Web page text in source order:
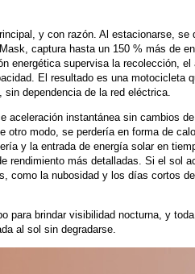
y con razón. Al estacionarse, se
captura hasta un 150 % más de
energética supervisa la recolección,
El resultado es una motocicleta
dependencia de la red eléctrica.
aceleración instantánea sin cambios
otro modo, se perdería en forma de
y la entrada de energía solar en
rendimiento más detalladas. Si el sol
como la nubosidad y los días cortos
para brindar visibilidad nocturna, y
al sol sin degradarse.